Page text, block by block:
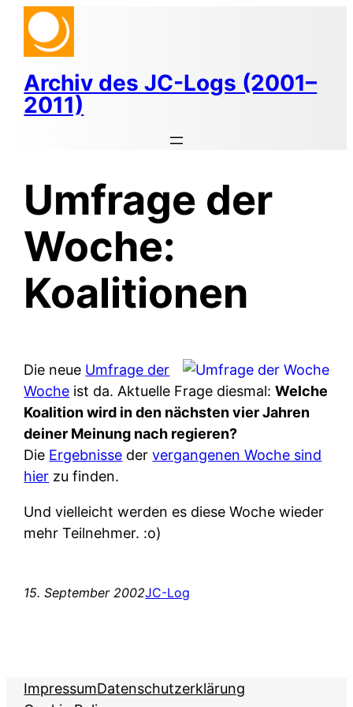
Zum
Inhalt
springen
Archiv des JC-Logs (2001–
2011)
Umfrage der
Woche:
Koalitionen
Die neue Umfrage der
Woche ist da. Aktuelle Frage diesmal:Welche
Koalition wird in den nächsten vier Jahren
deiner Meinung nach regieren?
Die Ergebnisse dervergangenen Woche sind
hier zu finden.
Und vielleicht werden es diese Woche wieder
mehr Teilnehmer. :o)
15. September 2002JC-Log
ImpressumDatenschutzerklärung